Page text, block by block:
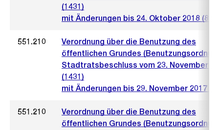
(1431)
mit Änderungen bis 24. Oktober 2018
551.210
Verordnung über die Benutzung des
öffentlichen Grundes
Stadtratsbeschluss vom 23. November
(1431)
mit Änderungen bis 29. November 2017
551.210
Verordnung über die Benutzung des
öffentlichen Grundes